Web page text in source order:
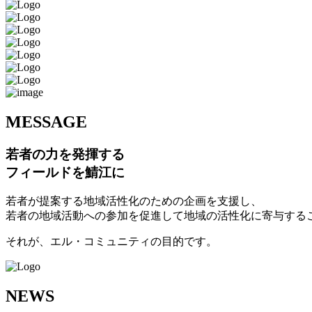
MESSAGE
若者の力を発揮する
フィールドを鯖江に
若者が提案する地域活性化のための企画を支援し、
若者の地域活動への参加を促進して地域の活性化に寄与する
それが、エル・コミュニティの目的です。
NEWS